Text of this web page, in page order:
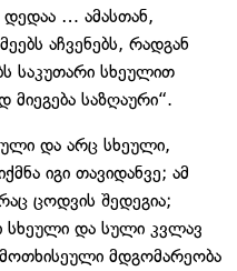
… ამასთან,
აჩვენებს, რადგან
საკუთარი სხეულით
მიეგება საზღაური“.
და არც სხეული,
იგი თავიდანვე; ამ
ცოდვის შედეგია;
სხეული და სული კვლავ
მდგომარეობა